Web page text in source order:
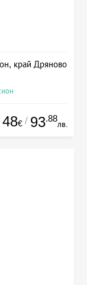
край Дряново
48€ / 93.88
лв.